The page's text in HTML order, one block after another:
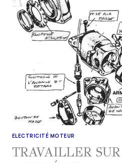
ELECTRICITÉ MOTEUR
TRAVAILLER